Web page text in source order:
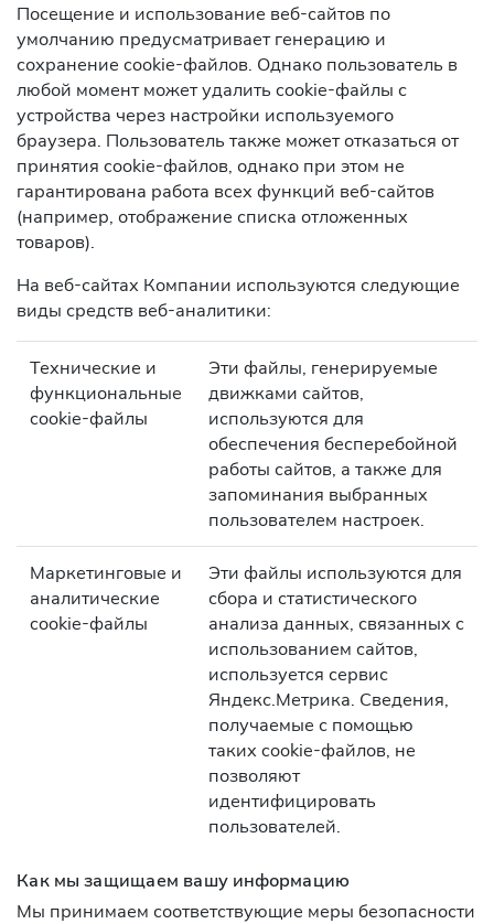
Посещение и использование веб-сайтов по
умолчанию предусматривает генерацию и
сохранение cookie-файлов. Однако пользователь в
любой момент может удалить cookie-файлы с
устройства через настройки используемого
браузера. Пользователь также может отказаться от
принятия cookie-файлов, однако при этом не
гарантирована работа всех функций веб-сайтов
(например, отображение списка отложенных
товаров).
На веб-сайтах Компании используются следующие
виды средств веб-аналитики:
Технические и
функциональные
cookie-файлы
Эти файлы, генерируемые
движками сайтов,
используются для
обеспечения бесперебойной
работы сайтов, а также для
запоминания выбранных
пользователем настроек.
Маркетинговые и
аналитические
cookie-файлы
Эти файлы используются для
сбора и статистического
анализа данных, связанных с
использованием сайтов,
используется сервис
Яндекс.Метрика. Сведения,
получаемые с помощью
таких cookie-файлов, не
позволяют
идентифицировать
пользователей.
Как мы защищаем вашу информацию
Мы принимаем соответствующие меры безопасности